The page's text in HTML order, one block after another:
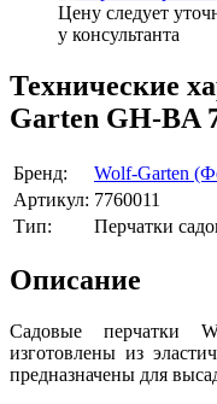
Цену следует
у консультанта
Технические
Garten GH-BA
Бренд:
Wolf-Garten
Артикул: 7760011
Тип:
Перчатки
Описание
Садовые перчатки
изготовлены из
предназначены для